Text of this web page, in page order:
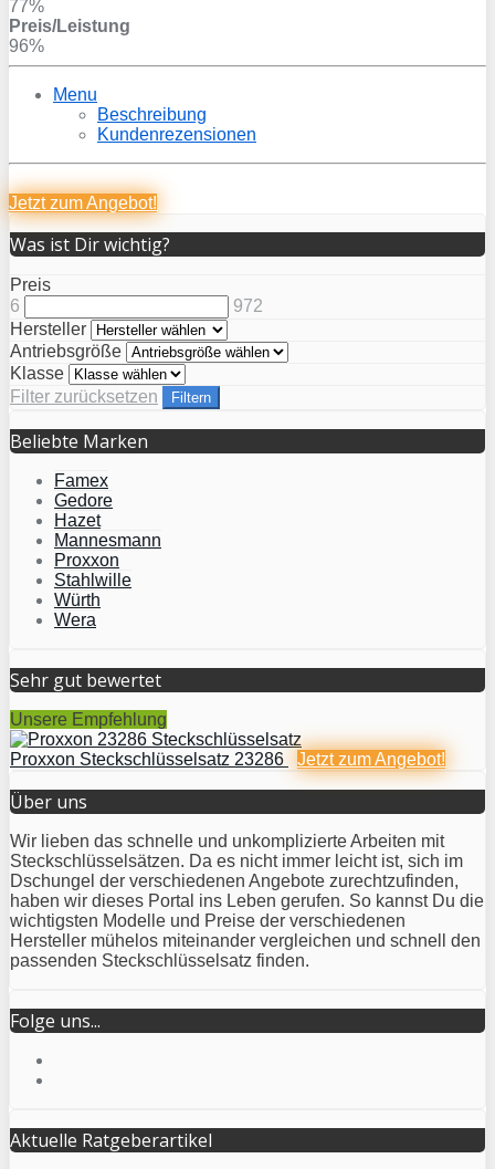
77%
Preis/Leistung
96%
Menu
Beschreibung
Kundenrezensionen
Jetzt zumAngebot!
Was ist Dir wichtig?
Preis
6
972
Hersteller
Antriebsgröße
Klasse
Filter zurücksetzen
Filtern
Beliebte Marken
Famex
Gedore
Hazet
Mannesmann
Proxxon
Stahlwille
Würth
Wera
Sehr gut bewertet
Unsere Empfehlung
Proxxon Steckschlüsselsatz 23286 Jetzt zumAngebot!
Über uns
Wir lieben das schnelle und unkomplizierte Arbeiten mit
Steckschlüsselsätzen. Da es nicht immer leicht ist, sich im
Dschungel der verschiedenen Angebote zurechtzufinden,
haben wir dieses Portal ins Leben gerufen. So kannst Du die
wichtigsten Modelle und Preise der verschiedenen
Hersteller mühelos miteinander vergleichen und schnell den
passenden Steckschlüsselsatz finden.
Folge uns...
Aktuelle Ratgeberartikel